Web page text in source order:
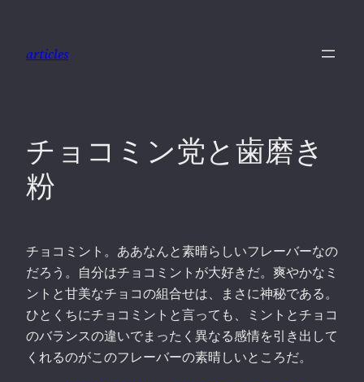
articles
チョコミン党と歯磨き
粉
チョコミント。ああなんと素晴らしいフレーバーなの
だろう。自分はチョコミントが大好きだ。爽やかなミ
ントと甘美なチョコの組合せは、まさに神秘である。
ひとくちにチョコミントと言っても、ミントとチョコ
のバランスの違いでまったく異なる感情を引き出して
くれるのがこのフレーバーの素晴しいところだ。